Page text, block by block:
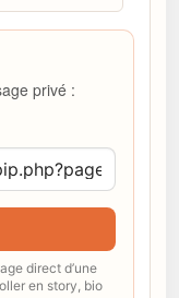
privé :
direct d’une
en story, bio